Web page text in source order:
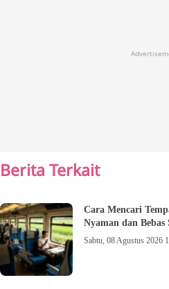
Berita Terkait
Cara Mencari
Nyaman dan
Sabtu, 08 Agustus 2026